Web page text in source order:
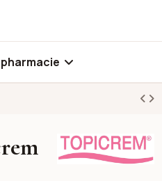
Topicrem